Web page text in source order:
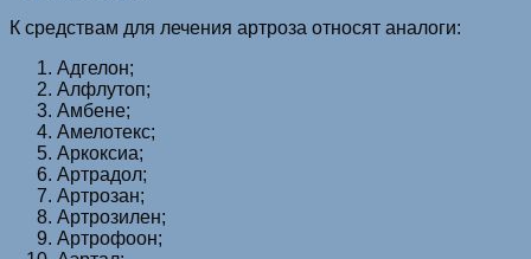
К средствам для лечения артроза относят аналоги:
Адгелон;
Алфлутоп;
Амбене;
Амелотекс;
Аркоксиа;
Артрадол;
Артрозан;
Артрозилен;
Артрофоон;